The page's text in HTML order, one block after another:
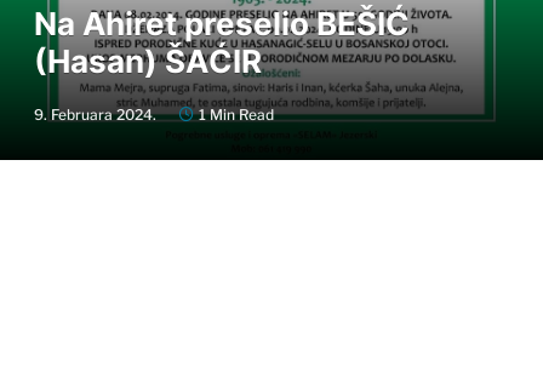
Na Ahiret preselio BEŠIĆ
(Hasan) ŠAĆIR
9. Februara 2024. 1 Min Read